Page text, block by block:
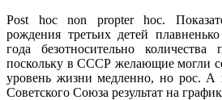
Post hoc non propter hoc.
рождения третьих детей
года безотносительно количества
поскольку в СССР желающие могли
уровень жизни медленно, но рос. А
Советского Союза результат на